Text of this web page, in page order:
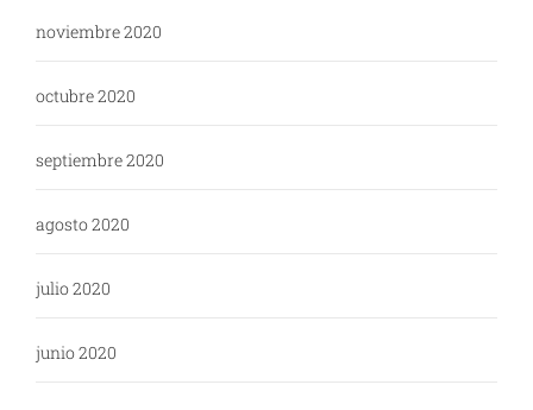
noviembre 2020
octubre 2020
septiembre 2020
agosto 2020
julio 2020
junio 2020